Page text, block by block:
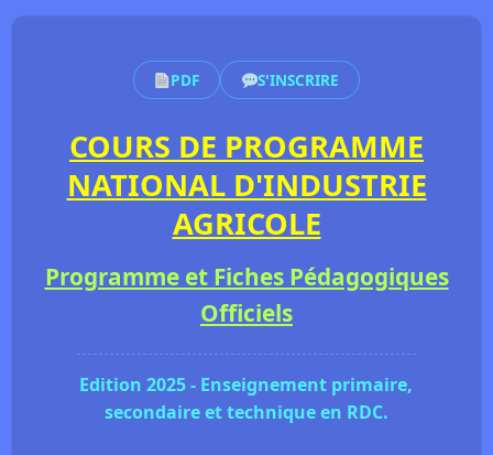
PDF S'INSCRIRE
COURS DE PROGRAMME
NATIONAL D'INDUSTRIE
AGRICOLE
Programme et Fiches Pédagogiques
Officiels
Edition 2025 - Enseignement primaire,
secondaire et technique en RDC.